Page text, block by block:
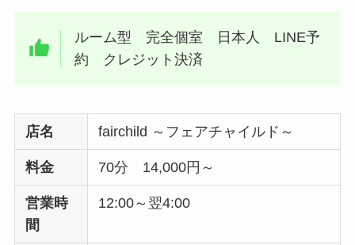
ルーム型 完全個室 日本人 LINE予
約 クレジット決済
店名 fairchild ～フェアチャイルド～
料金 70分 14,000円～
営業時
間
12:00～翌4:00